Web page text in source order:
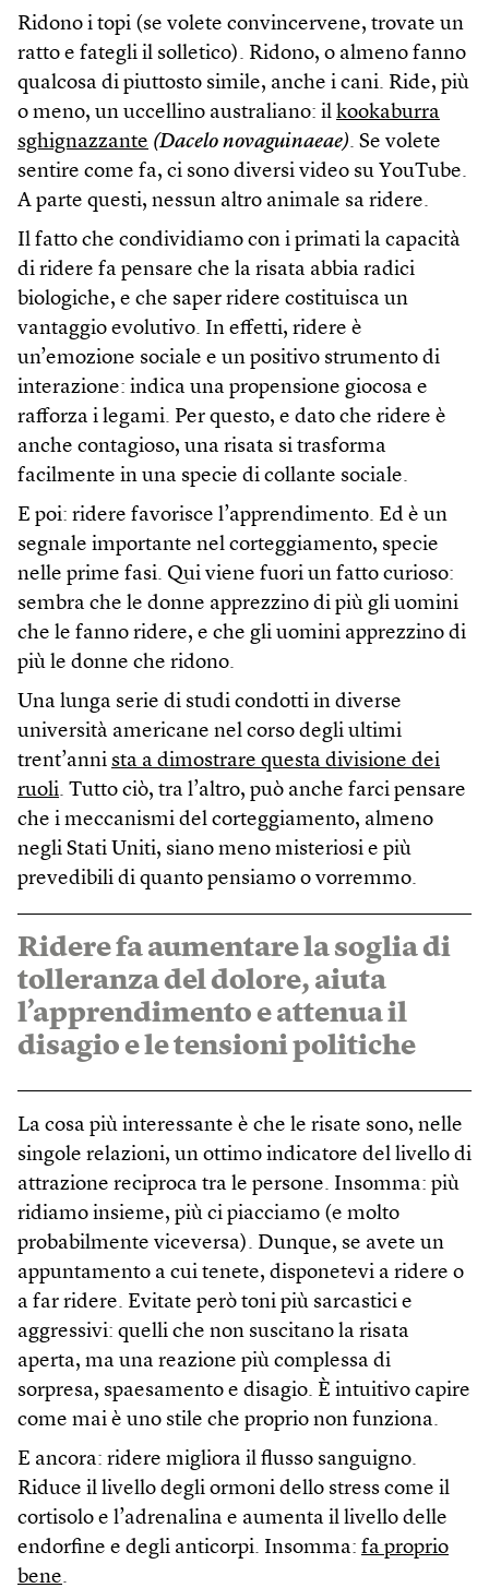
Ridono i topi (se volete convincervene, trovate un
ratto e fategli il solletico). Ridono, o almeno fanno
qualcosa di piuttosto simile, anche i cani. Ride, più
o meno, un uccellino australiano: il kookaburra
sghignazzante (Dacelo novaguinaeae). Se volete
sentire come fa, ci sono diversi video su YouTube.
A parte questi, nessun altro animale sa ridere.
Il fatto che condividiamo con i primati la capacità
di ridere fa pensare che la risata abbia radici
biologiche, e che saper ridere costituisca un
vantaggio evolutivo. In effetti, ridere è
un’emozione sociale e un positivo strumento di
interazione: indica una propensione giocosa e
rafforza i legami. Per questo, e dato che ridere è
anche contagioso, una risata si trasforma
facilmente in una specie di collante sociale.
E poi: ridere favorisce l’apprendimento. Ed è un
segnale importante nel corteggiamento, specie
nelle prime fasi. Qui viene fuori un fatto curioso:
sembra che le donne apprezzino di più gli uomini
che le fanno ridere, e che gli uomini apprezzino di
più le donne che ridono.
Una lunga serie di studi condotti in diverse
università americane nel corso degli ultimi
trent’anni sta a dimostrare questa divisione dei
ruoli. Tutto ciò, tra l’altro, può anche farci pensare
che i meccanismi del corteggiamento, almeno
negli Stati Uniti, siano meno misteriosi e più
prevedibili di quanto pensiamo o vorremmo.
Ridere fa aumentare la soglia di
tolleranza del dolore, aiuta
l’apprendimento e attenua il
disagio e le tensioni politiche
La cosa più interessante è che le risate sono, nelle
singole relazioni, un ottimo indicatore del livello di
attrazione reciproca tra le persone. Insomma: più
ridiamo insieme, più ci piacciamo (e molto
probabilmente viceversa). Dunque, se avete un
appuntamento a cui tenete, disponetevi a ridere o
a far ridere. Evitate però toni più sarcastici e
aggressivi: quelli che non suscitano la risata
aperta, ma una reazione più complessa di
sorpresa, spaesamento e disagio. È intuitivo capire
come mai è uno stile che proprio non funziona.
E ancora: ridere migliora il flusso sanguigno.
Riduce il livello degli ormoni dello stress come il
cortisolo e l’adrenalina e aumenta il livello delle
endorfine e degli anticorpi. Insomma: fa proprio
bene.